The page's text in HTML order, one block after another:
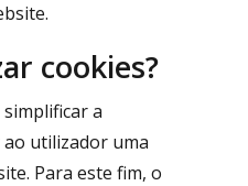
cookies?
a
utilizador uma
Para este fim, o